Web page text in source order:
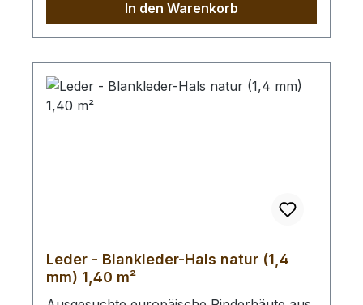
In den Warenkorb
Leder - Blankleder-Hals natur (1,4
mm) 1,40 m²